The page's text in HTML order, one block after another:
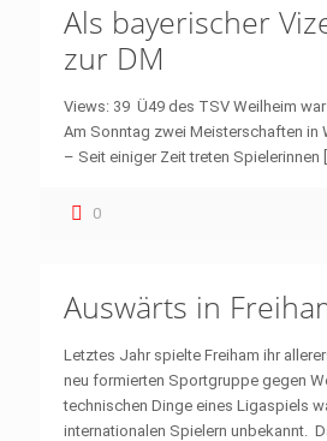
Als bayerischer
zur DM
Views: 39 Ü49 des TSV Weilheim
Am Sonntag zwei Meisterschaften
– Seit einiger Zeit treten Spielerinnen
0
Auswärts in
Letztes Jahr spielte Freiham ihr
neu formierten Sportgruppe gegen
technischen Dinge eines Ligaspiels
internationalen Spielern unbekannt.